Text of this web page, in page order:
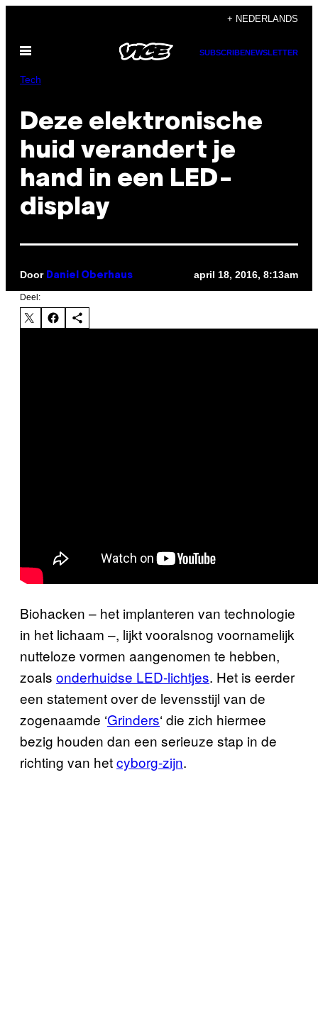
de
inhoud
+ NEDERLANDS
Open
SUBSCRIBENEWSLETTER
Tech
Deze elektronische
huid verandert je
hand in een LED-
display
Door Daniel Oberhaus april 18, 2016, 8:13am
Deel:
Biohacken – het implanteren van technologie
in het lichaam –, lijkt vooralsnog voornamelijk
nutteloze vormen aangenomen te hebben,
zoals onderhuidse LED-lichtjes. Het is eerder
een statement over de levensstijl van de
zogenaamde ‘Grinders‘ die zich hiermee
bezig houden dan een serieuze stap in de
richting van hetcyborg-zijn.